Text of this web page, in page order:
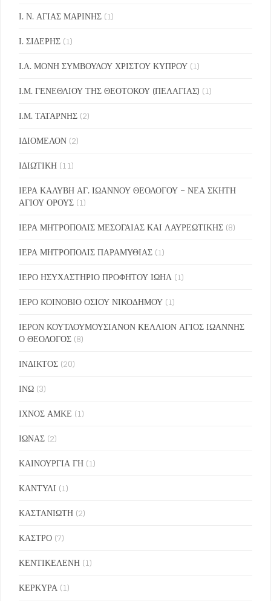
Ι. Ν. ΑΓΙΑΣ ΜΑΡΙΝΗΣ (1)
Ι. ΣΙΔΕΡΗΣ (1)
Ι.Α. ΜΟΝΗ ΣΥΜΒΟΥΛΟΥ ΧΡΙΣΤΟΥ ΚΥΠΡΟΥ (1)
Ι.Μ. ΓΕΝΕΘΛΙΟΥ ΤΗΣ ΘΕΟΤΟΚΟΥ (ΠΕΛΑΓΙΑΣ) (1)
Ι.Μ. ΤΑΤΑΡΝΗΣ (2)
ΙΔΙΟΜΕΛΟΝ (2)
ΙΔΙΩΤΙΚΗ (11)
ΙΕΡΑ ΚΑΛΥΒΗ ΑΓ. ΙΩΑΝΝΟΥ ΘΕΟΛΟΓΟΥ – ΝΕΑ ΣΚΗΤΗ
ΑΓΙΟΥ ΟΡΟΥΣ (1)
ΙΕΡΑ ΜΗΤΡΟΠΟΛΙΣ ΜΕΣΟΓΑΙΑΣ ΚΑΙ ΛΑΥΡΕΩΤΙΚΗΣ (8)
ΙΕΡΑ ΜΗΤΡΟΠΟΛΙΣ ΠΑΡΑΜΥΘΙΑΣ (1)
ΙΕΡΟ ΗΣΥΧΑΣΤΗΡΙΟ ΠΡΟΦΗΤΟΥ ΙΩΗΛ (1)
ΙΕΡΟ ΚΟΙΝΟΒΙΟ ΟΣΙΟΥ ΝΙΚΟΔΗΜΟΥ (1)
ΙΕΡΟΝ ΚΟΥΤΛΟΥΜΟΥΣΙΑΝΟΝ ΚΕΛΛΙΟΝ ΑΓΙΟΣ ΙΩΑΝΝΗΣ
Ο ΘΕΟΛΟΓΟΣ (8)
ΙΝΔΙΚΤΟΣ (20)
ΙΝΩ (3)
ΙΧΝΟΣ ΑΜΚΕ (1)
ΙΩΝΑΣ (2)
ΚΑΙΝΟΥΡΓΙΑ ΓΗ (1)
ΚΑΝΤΥΛΙ (1)
ΚΑΣΤΑΝΙΩΤΗ (2)
ΚΑΣΤΡΟ (7)
ΚΕΝΤΙΚΕΛΕΝΗ (1)
ΚΕΡΚΥΡΑ (1)